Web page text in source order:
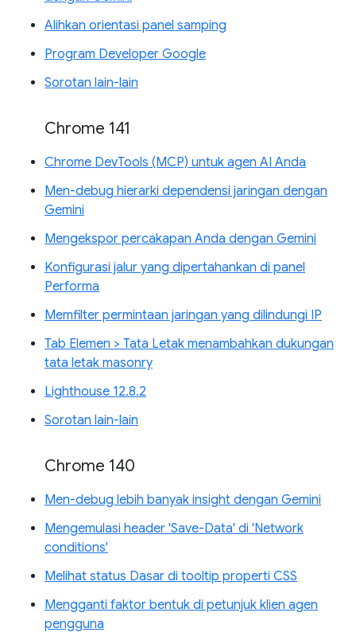
Alihkan orientasi panel samping
Program Developer Google
Sorotan lain-lain
Chrome 141
Chrome DevTools (MCP) untuk agen AI Anda
Men-debug hierarki dependensi jaringan dengan
Gemini
Mengekspor percakapan Anda dengan Gemini
Konfigurasi jalur yang dipertahankan di panel
Performa
Memfilter permintaan jaringan yang dilindungi IP
Tab Elemen > Tata Letak menambahkan dukungan
tata letak masonry
Lighthouse 12.8.2
Sorotan lain-lain
Chrome 140
Men-debug lebih banyak insight dengan Gemini
Mengemulasi header 'Save-Data' di 'Network
conditions'
Melihat status Dasar di tooltip properti CSS
Mengganti faktor bentuk di petunjuk klien agen
pengguna